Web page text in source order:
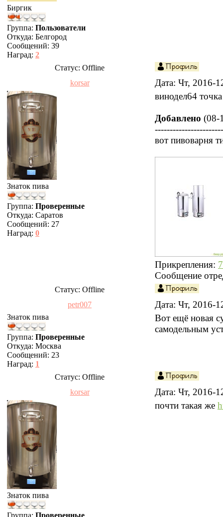
Биргик
Группа: Пользователи
Откуда: Белгород
Сообщений: 39
Наград: 2
Статус: Offline
korsar
Дата: Чт, 2016-
Знаток пива
Группа: Проверенные
Откуда: Саратов
Сообщений: 27
Наград: 0
винодел64
Добавлено (08-
вот пивоварня
Прикрепления:
Сообщение
Статус: Offline
petr007
Дата: Чт, 2016-
Знаток пива
Группа: Проверенные
Откуда: Москва
Сообщений: 23
Наград: 1
Вот ещё новая
самодельным
Статус: Offline
korsar
Дата: Чт, 2016-
Знаток пива
Группа: Проверенные
почти такая же